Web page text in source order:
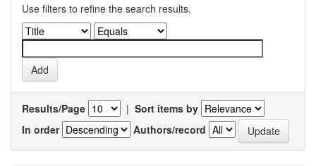
Use filters to refine the search results.
Results/Page | Sort items by
In order
Authors/record